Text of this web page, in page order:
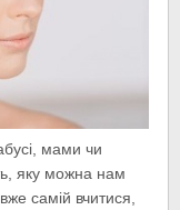
мами чи
яку можна нам
самій вчитися,